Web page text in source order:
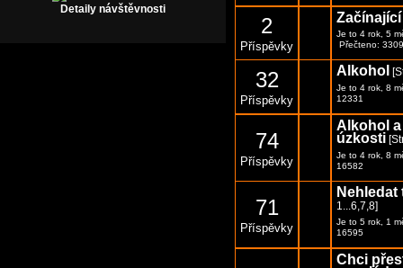
2
Příspěvky
Je to 4 rok, 5
Přečteno:
32
Příspěvky
Alkohol
Je to 4 rok, 8
12331
74
Příspěvky
Alkohol
úzkosti
Je to 4 rok, 8
16582
71
Příspěvky
Nehledat
1...6,7,8]
Je to 5 rok, 1
16595
Chci
Detaily návštěvnosti